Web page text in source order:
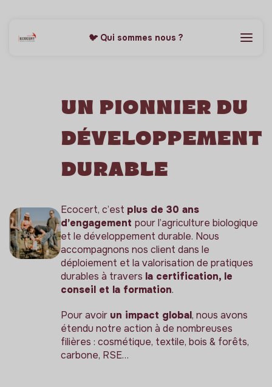
🐦 Qui sommes nous ?
Un pionnier du
développement
durable
Ecocert, c’est plus de 30 ans
d’engagementpour l’agriculture biologique
et le développement durable. Nous
accompagnons nos client dans le
déploiement et la valorisation de pratiques
durables à travers la certification, le
conseil et la formation.
Pour avoir un impact global, nous avons
étendu notre action à de nombreuses
filières : cosmétique, textile, bois & forêts,
carbone, RSE…